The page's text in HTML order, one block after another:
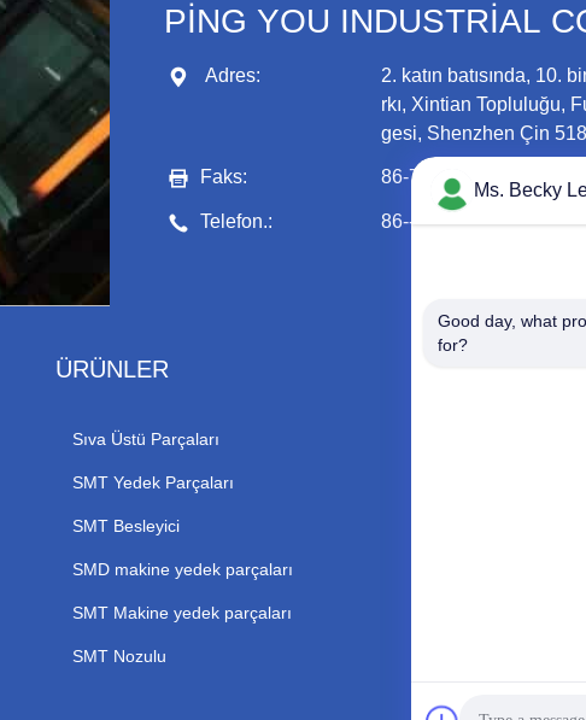
PING YOU INDUSTRIAL
Adres:
2. katın batısında, 10.
rkı, Xintian Topluluğu,
gesi, Shenzhen Çin
Faks: 86-755-23501556
Telefon.: 86--13428704061
ÜRÜNLER
Sıva Üstü Parçaları
SMT Yedek Parçaları
SMT Besleyici
SMD makine yedek parçaları
SMT Makine yedek parçaları
SMT Nozulu
Ms. Becky
Good day, what
for?